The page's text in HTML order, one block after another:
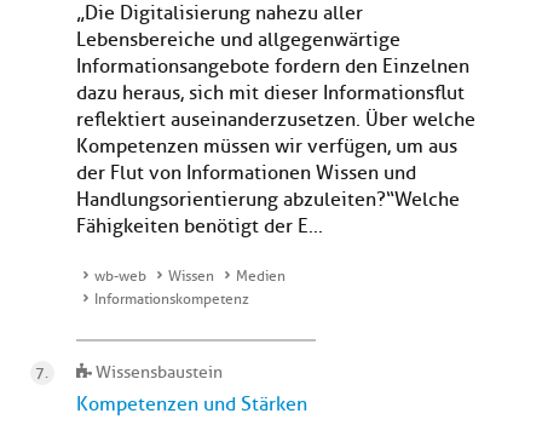
„Die Digitalisierung nahezu aller
Lebensbereiche und allgegenwärtige
Informationsangebote fordern den Einzelnen
dazu heraus, sich mit dieser Informationsflut
reflektiert auseinanderzusetzen. Über welche
Kompetenzen müssen wir verfügen, um aus
der Flut von Informationen Wissen und
Handlungsorientierung abzuleiten?“ Welche
Fähigkeiten benötigt der E...
wb-web Wissen
Medien
Informationskompetenz
Wissensbaustein
Kompetenzen und Stärken